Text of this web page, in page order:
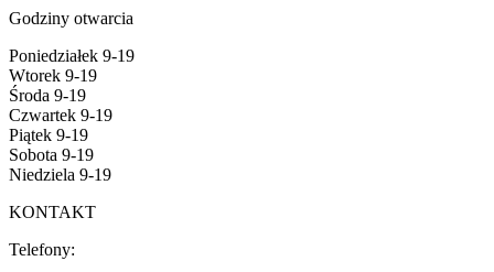
Godziny otwarcia
Poniedziałek 9-19
Wtorek 9-19
Środa 9-19
Czwartek 9-19
Piątek 9-19
Sobota 9-19
Niedziela 9-19
KONTAKT
Telefony: